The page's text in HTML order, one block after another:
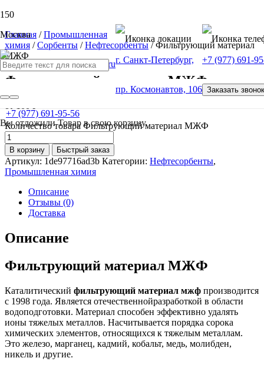
Москва
г. Санкт-Петербург,
пр. Космонавтов, 106
+7 (977) 691-
Заказать звонок
Вы отложилиТоварв свою корзину.
+7 (977) 691-95-56
Главная /Промышленная
химия /Сорбенты /Нефтесорбенты/ Фильтрующий материал
МЖФ
Фильтрующий материал МЖФ
Количество товара Фильтрующий материал МЖФ
В корзину Быстрый заказ
Артикул: 1de97716ad3b Категории: Нефтесорбенты,
Промышленная химия
Описание
Отзывы (0)
Доставка
Описание
Фильтрующий материал МЖФ
Каталитический фильтрующий материал мжф производится
с 1998 года. Является отечественнойразработкой в области
водоподготовки. Материал способен эффективно удалять
ионы тяжелых металлов. Насчитывается порядка сорока
химических элементов, относящихся к тяжелым металлам.
Это железо, марганец, кадмий, кобальт, медь, молибден,
никель и другие.